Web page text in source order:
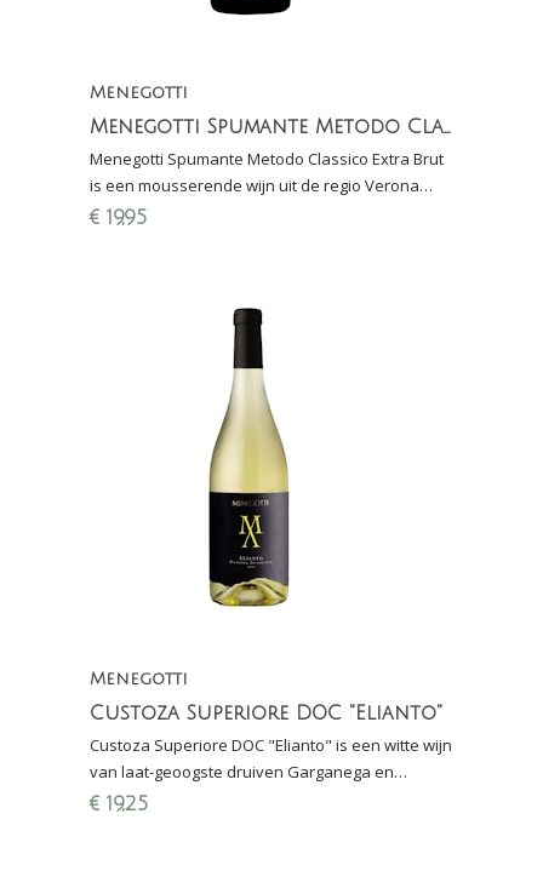
Menegotti
Menegotti Spumante Metodo Classico Extra Brut (100% Garganega)
Menegotti Spumante Metodo Classico Extra Brut
is een mousserende wijn uit de regio Verona
gemaakt van 100% Garganega (rijping: 36
€ 19,95
Menegotti
Custoza Superiore DOC "Elianto"
Custoza Superiore DOC "Elianto" is een witte wijn
van laat-geoogste druiven Garganega en
Cortese: wit fruit, hint van honing en fraaie
€ 19,25